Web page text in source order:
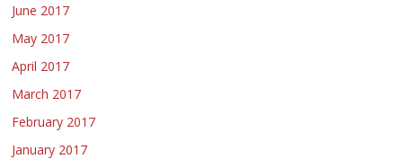
June 2017
May 2017
April 2017
March 2017
February 2017
January 2017